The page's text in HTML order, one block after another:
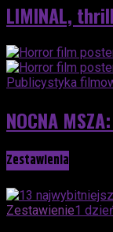
LIMINAL,
Publicystyka
NOCNA
Zestawienia
Zestawienie1